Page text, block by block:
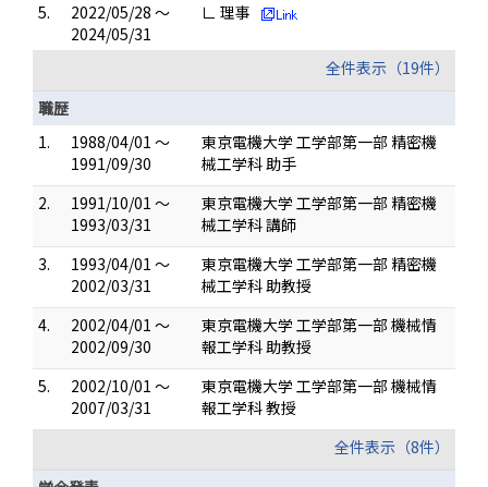
5.
2022/05/28 ～
2024/05/31
∟ 理事
全件表示（19件）
職歴
1.
1988/04/01 ～
1991/09/30
東京電機大学 工学部第一部 精密機
械工学科 助手
2.
1991/10/01 ～
1993/03/31
東京電機大学 工学部第一部 精密機
械工学科 講師
3.
1993/04/01 ～
2002/03/31
東京電機大学 工学部第一部 精密機
械工学科 助教授
4.
2002/04/01 ～
2002/09/30
東京電機大学 工学部第一部 機械情
報工学科 助教授
5.
2002/10/01 ～
2007/03/31
東京電機大学 工学部第一部 機械情
報工学科 教授
全件表示（8件）